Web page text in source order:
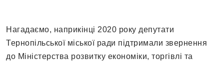
Нагадаємо, наприкінці 2020 року депутати
Тернопільської міської ради підтримали звернення
до Міністерства розвитку економіки, торгівлі та